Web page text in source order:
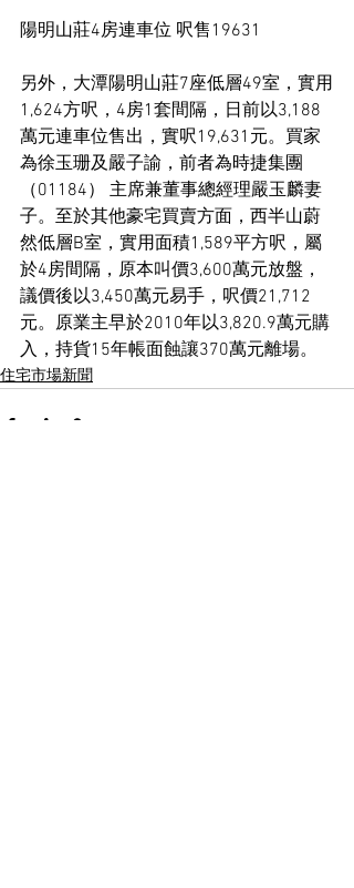
陽明山莊4房連車位 呎售19631
另外，大潭陽明山莊7座低層49室，實用
1,624方呎，4房1套間隔，日前以3,188
萬元連車位售出，實呎19,631元。買家
為徐玉珊及嚴子諭，前者為時捷集團
（01184） 主席兼董事總經理嚴玉麟妻
子。至於其他豪宅買賣方面，西半山蔚
然低層B室，實用面積1,589平方呎，屬
於4房間隔，原本叫價3,600萬元放盤，
議價後以3,450萬元易手，呎價21,712
元。原業主早於2010年以3,820.9萬元購
入，持貨15年帳面蝕讓370萬元離場。
住宅市場新聞